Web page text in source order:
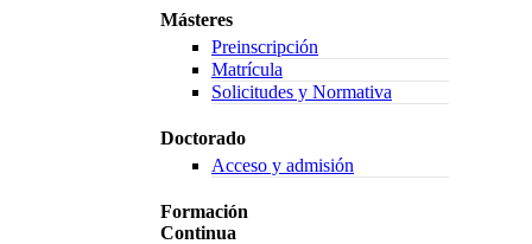
Másteres
Preinscripción
Matrícula
Solicitudes y Normativa
Doctorado
Acceso y admisión
Formación
Continua